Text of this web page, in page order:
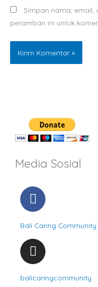
Simpan nama, email,
peramban ini untuk
Media Sosial
F
a
e
b
o
o
k
Bali Caring Community
I
n
t
balicaringcommunity